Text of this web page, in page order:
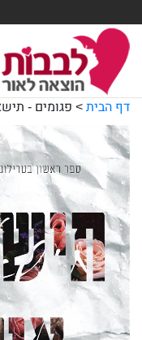
דף הבית> פגומים -